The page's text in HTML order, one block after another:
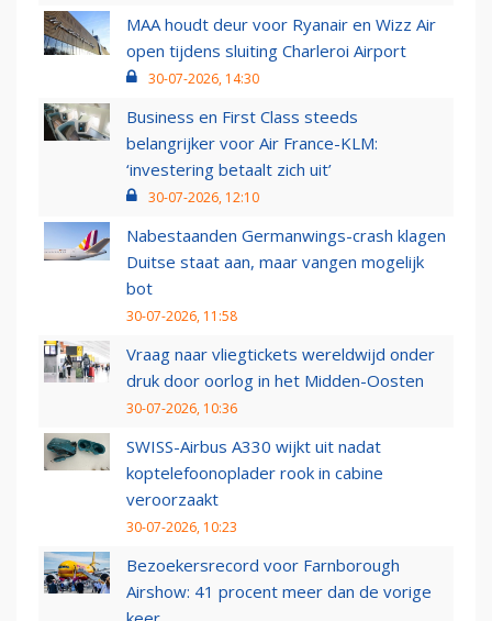
MAA houdt deur voor Ryanair en Wizz Air
open tijdens sluiting Charleroi Airport
30-07-2026, 14:30
Business en First Class steeds
belangrijker voor Air France-KLM:
‘investering betaalt zich uit’
30-07-2026, 12:10
Nabestaanden Germanwings-crash klagen
Duitse staat aan, maar vangen mogelijk
bot
30-07-2026, 11:58
Vraag naar vliegtickets wereldwijd onder
druk door oorlog in het Midden-Oosten
30-07-2026, 10:36
SWISS-Airbus A330 wijkt uit nadat
koptelefoonoplader rook in cabine
veroorzaakt
30-07-2026, 10:23
Bezoekersrecord voor Farnborough
Airshow: 41 procent meer dan de vorige